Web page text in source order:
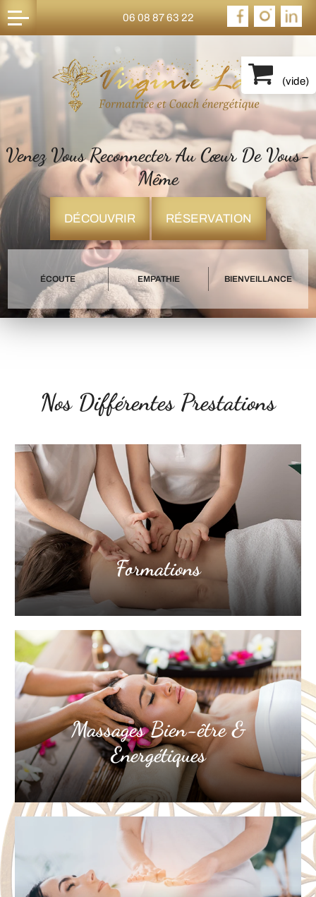
06 08 87 63 22
(vide)
Venez Vous Reconnecter Au Cœur De Vous-
Même
DÉCOUVRIR RÉSERVATION
ÉCOUTE EMPATHIE BIENVEILLANCE
Nos Différentes Prestations
Formations
Massages Bien-être &
Energétiques